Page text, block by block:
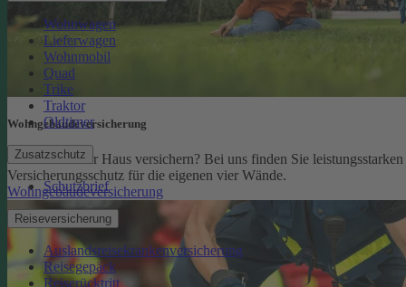
Wohnwagen
Lieferwagen
Wohnmobil
Quad
Trike
Traktor
Oldtimer
Zusatzschutz
Schutzbrief
Reiseversicherung
Auslandsreisekrankenversicherung
Reisegepäck
Reiserücktritt
Wohngebäude­versicherung
Sie möchten Ihr Haus versichern? Bei uns finden Sie leistungsstarken
Versicherungsschutz für die eigenen vier Wände.
Wohngebäudeversicherung